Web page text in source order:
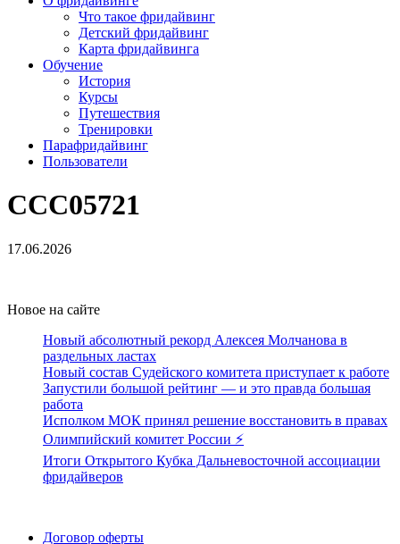
Что такое фридайвинг
Детский фридайвинг
Карта фридайвинга
Обучение
История
Курсы
Путешествия
Тренировки
Парафридайвинг
Пользователи
CCC05721
17.06.2026
Новое на сайте
Новый абсолютный рекорд Алексея Молчанова в
раздельных ластах
Новый состав Судейского комитета приступает к работе
Запустили большой рейтинг — и это правда большая
работа
Исполком МОК принял решение восстановить в правах
Олимпийский комитет России ⚡️
Итоги Открытого Кубка Дальневосточной ассоциации
фридайверов
Договор оферты